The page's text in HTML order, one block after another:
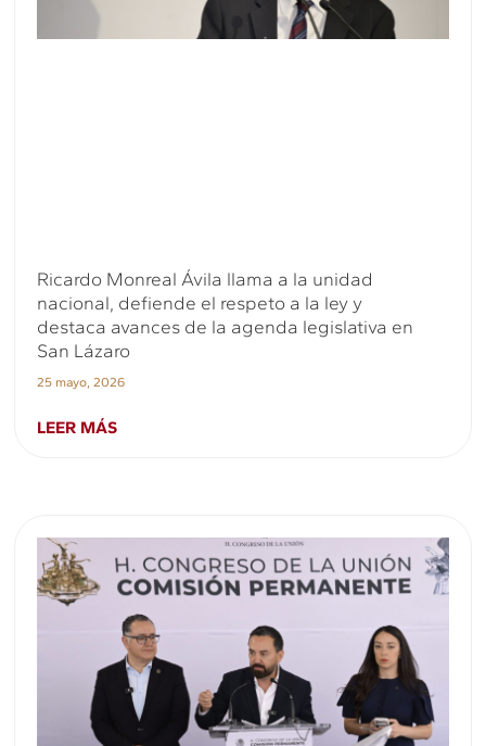
Ricardo Monreal Ávila llama a la unidad
nacional, defiende el respeto a la ley y
destaca avances de la agenda legislativa en
San Lázaro
25 mayo, 2026
LEER MÁS